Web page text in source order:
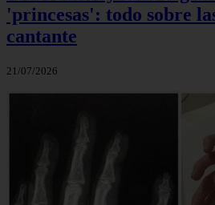
'princesas': todo sobre
cantante
21/07/2026